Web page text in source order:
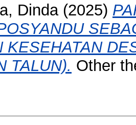
Dinda(2025)
KESEHATAN
TALUN). Other